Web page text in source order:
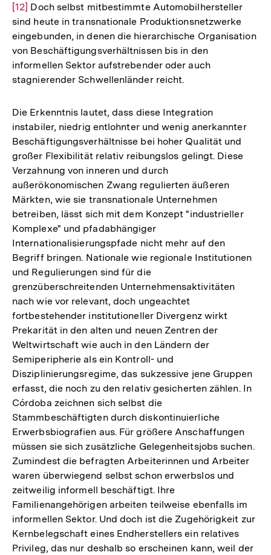
[12] Doch selbst mitbestimmte Automobilhersteller
sind heute in transnationale Produktionsnetzwerke
eingebunden, in denen die hierarchische Organisation
von Beschäftigungsverhältnissen bis in den
informellen Sektor aufstrebender oder auch
stagnierender Schwellenländer reicht.
Die Erkenntnis lautet, dass diese Integration
instabiler, niedrig entlohnter und wenig anerkannter
Beschäftigungsverhältnisse bei hoher Qualität und
großer Flexibilität relativ reibungslos gelingt. Diese
Verzahnung von inneren und durch
außerökonomischen Zwang regulierten äußeren
Märkten, wie sie transnationale Unternehmen
betreiben, lässt sich mit dem Konzept "industrieller
Komplexe" und pfadabhängiger
Internationalisierungspfade nicht mehr auf den
Begriff bringen. Nationale wie regionale Institutionen
und Regulierungen sind für die
grenzüberschreitenden Unternehmensaktivitäten
nach wie vor relevant, doch ungeachtet
fortbestehender institutioneller Divergenz wirkt
Prekarität in den alten und neuen Zentren der
Weltwirtschaft wie auch in den Ländern der
Semiperipherie als ein Kontroll- und
Disziplinierungsregime, das sukzessive jene Gruppen
erfasst, die noch zu den relativ gesicherten zählen. In
Córdoba zeichnen sich selbst die
Stammbeschäftigten durch diskontinuierliche
Erwerbsbiografien aus. Für größere Anschaffungen
müssen sie sich zusätzliche Gelegenheitsjobs suchen.
Zumindest die befragten Arbeiterinnen und Arbeiter
waren überwiegend selbst schon erwerbslos und
zeitweilig informell beschäftigt. Ihre
Familienangehörigen arbeiten teilweise ebenfalls im
informellen Sektor. Und doch ist die Zugehörigkeit zur
Kernbelegschaft eines Endherstellers ein relatives
Privileg, das nur deshalb so erscheinen kann, weil der